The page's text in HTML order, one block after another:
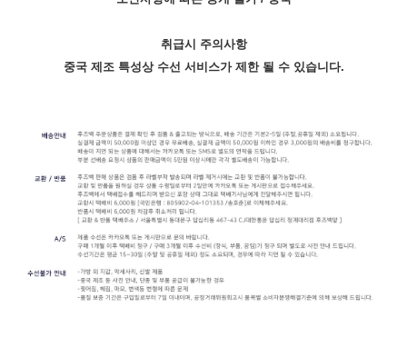
취급시 주의사항
중국 제조 특성상 수선 서비스가 제한 될 수 있습니다.